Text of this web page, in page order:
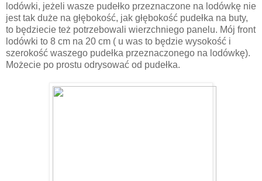
lodówki, jeżeli wasze pudełko przeznaczone na lodówkę nie
jest tak duże na głębokość, jak głębokość pudełka na buty,
to będziecie też potrzebowali wierzchniego panelu. Mój front
lodówki to 8 cm na 20 cm ( u was to będzie wysokość i
szerokość waszego pudełka przeznaczonego na lodówkę).
Możecie po prostu odrysować od pudełka.